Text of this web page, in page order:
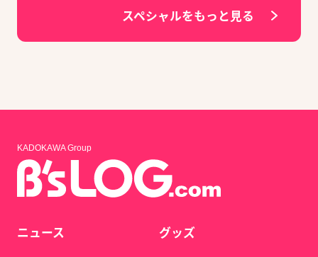
スペシャルをもっと見る
KADOKAWA Group
ニュース
グッズ